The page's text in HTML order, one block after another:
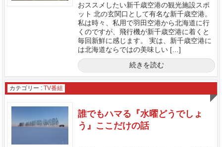
おススメしたい新千歳空港の観光施設スポ
ット 北の玄関口として有名な新千歳空港。
私は時々、私用で羽田空港から北海道に行
くのですが、飛行機が新千歳空港に着くと
毎回新鮮に感じます。 実は、新千歳空港に
は北海道ならではの美味しい […]
続きを読む
カテゴリー : TV番組
誰でもハマる『水曜どうでしょ
う』ここだけの話